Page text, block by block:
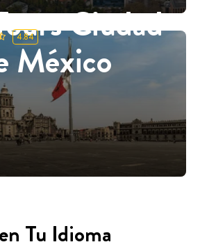
Ciudad
México
4.84
Tu Idioma